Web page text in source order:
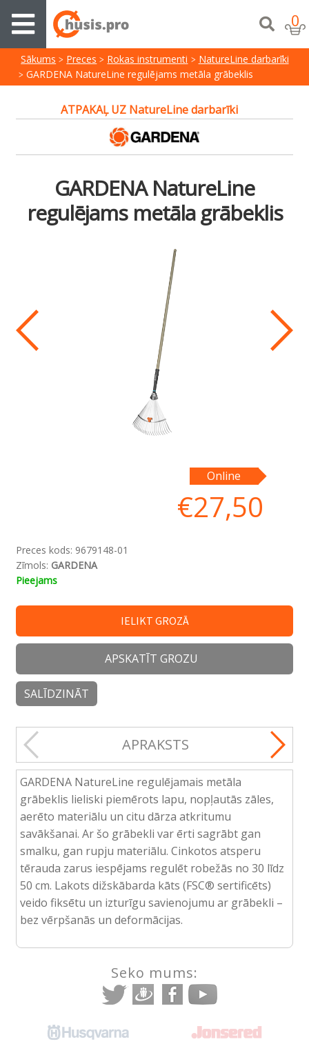
0
Sākums Preces Rokas instrumenti
NatureLine darbarīki
GARDENA NatureLine regulējams metāla grābeklis
ATPAKAĻ UZ NatureLine darbarīki
GARDENA NatureLine
regulējams metāla grābeklis
Online
€27,50
Preces kods: 9679148-01
Zīmols: GARDENA
Pieejams
IELIKT GROZĀ
APSKATĪT GROZU
SALĪDZINĀT
APRAKSTS
GARDENA NatureLine regulējamais metāla
grābeklis lieliski piemērots lapu, nopļautās zāles,
aerēto materiālu un citu dārza atkritumu
savākšanai. Ar šo grābekli var ērti sagrābt gan
smalku, gan rupju materiālu. Cinkotos atsperu
tērauda zarus iespējams regulēt robežās no 30 līdz
50 cm. Lakots dižskābarda kāts (FSC® sertificēts)
veido fiksētu un izturīgu savienojumu ar grābekli –
bez vērpšanās un deformācijas.
Seko mums: